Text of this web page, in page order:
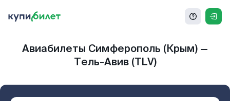
Авиабилеты Симферополь (Крым) —
Тель-Авив (TLV)